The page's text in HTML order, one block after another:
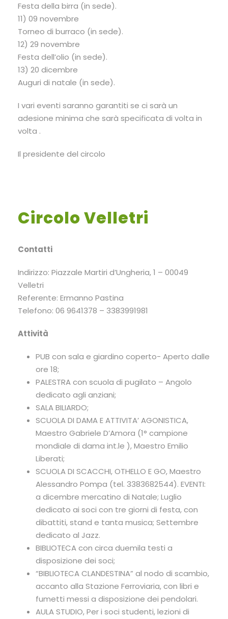
Festa della birra (in sede).
11) 09 novembre
Torneo di burraco (in sede).
12) 29 novembre
Festa dell’olio (in sede).
13) 20 dicembre
Auguri di natale (in sede).
I vari eventi saranno garantiti se ci sarà un
adesione minima che sarà specificata di volta in
volta .
Il presidente del circolo
Circolo Velletri
Contatti
Indirizzo: Piazzale Martiri d’Ungheria, 1 – 00049
Velletri
Referente: Ermanno Pastina
Telefono: 06 9641378 – 3383991981
Attività
PUB con sala e giardino coperto- Aperto dalle
ore 18;
PALESTRA con scuola di pugilato – Angolo
dedicato agli anziani;
SALA BILIARDO;
SCUOLA DI DAMA E ATTIVITA’ AGONISTICA,
Maestro Gabriele D’Amora (1° campione
mondiale di dama int.le ), Maestro Emilio
Liberati;
SCUOLA DI SCACCHI, OTHELLO E GO, Maestro
Alessandro Pompa (tel. 3383682544). EVENTI:
a dicembre mercatino di Natale; Luglio
dedicato ai soci con tre giorni di festa, con
dibattiti, stand e tanta musica; Settembre
dedicato al Jazz.
BIBLIOTECA con circa duemila testi a
disposizione dei soci;
“BIBLIOTECA CLANDESTINA” al nodo di scambio,
accanto alla Stazione Ferroviaria, con libri e
fumetti messi a disposizione dei pendolari.
AULA STUDIO, Per i soci studenti, lezioni di